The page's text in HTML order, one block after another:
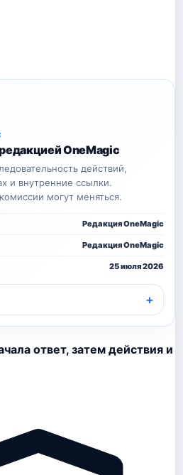
OneMagic
действий,
и внутренние ссылки.
могут меняться.
Редакция OneMagic
Редакция OneMagic
25 июля 2026
ответ, затем действия и